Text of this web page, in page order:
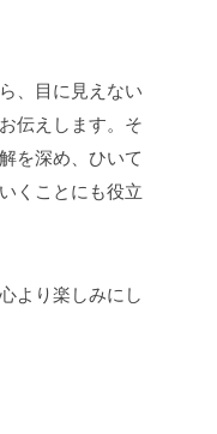
、目に見えない
伝えします。そ
を深め、ひいて
くことにも役立
より楽しみにし